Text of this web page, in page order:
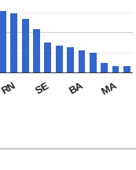
RN SE BA MA